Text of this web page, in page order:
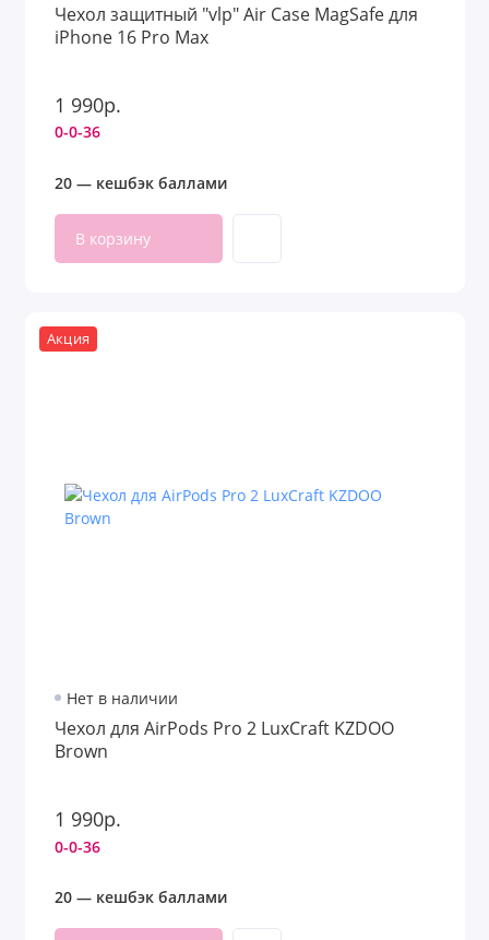
Чехол защитный "vlp" Air Case MagSafe для
iPhone 16 Pro Max
1 990р.
0-0-36
20 — кешбэк баллами
В корзину
Акция
Нет в наличии
Чехол для AirPods Pro 2 LuxCraft KZDOO
Brown
1 990р.
0-0-36
20 — кешбэк баллами